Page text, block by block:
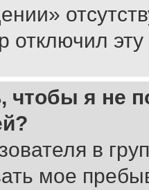
отключил
чтобы я не
в
мое